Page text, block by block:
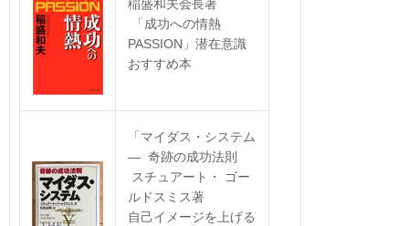
稲盛和夫会長著
「成功への情熱
PASSION」潜在意識
おすすめ本
「マイダス・システム
― 奇跡の成功法則
スチュアート・ ゴー
ルドスミス著
自己イメージを上げる